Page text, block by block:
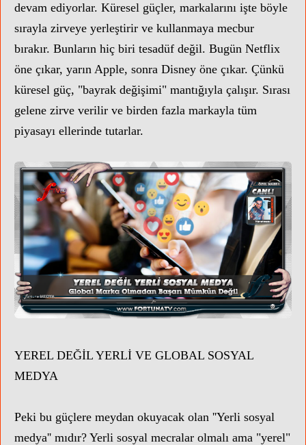
devam ediyorlar. Küresel güçler, markalarını işte böyle
sırayla zirveye yerleştirir ve kullanmaya mecbur
bırakır. Bunların hiç biri tesadüf değil. Bugün Netflix
öne çıkar, yarın Apple, sonra Disney öne çıkar. Çünkü
küresel güç, "bayrak değişimi" mantığıyla çalışır. Sırası
gelene zirve verilir ve birden fazla markayla tüm
piyasayı ellerinde tutarlar.
YEREL DEĞİL YERLİ VE GLOBAL SOSYAL
MEDYA
Peki bu güçlere meydan okuyacak olan ''Yerli sosyal
medya'' mıdır? Yerli sosyal mecralar olmalı ama "yerel"